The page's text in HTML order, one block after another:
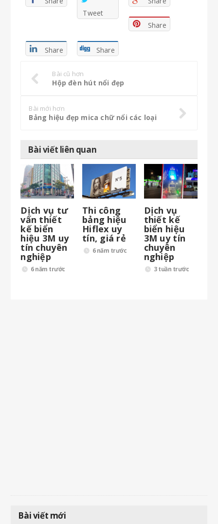
Tweet
Share
Share Share
Bài cũ hơn
Hộp đèn hút nổi đẹp
Bài mới hơn
Bảng hiệu đẹp mica chữ nổi các loại
Bài viết liên quan
Dịch vụ tư
vấn thiết
kế biển
hiệu 3M uy
tín chuyên
nghiệp
6 năm trước
Thi công
bảng hiệu
Hiflex uy
tín, giá rẻ
6 năm trước
Dịch vụ
thiết kế
biển hiệu
3M uy tín
chuyên
nghiệp
3 tuần trước
Bài viết mới